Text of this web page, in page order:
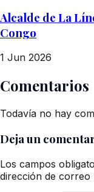
Alcalde de La
Congo
1 Jun 2026
Comentarios
Todavía no hay
Deja un
Los campos
dirección de correo